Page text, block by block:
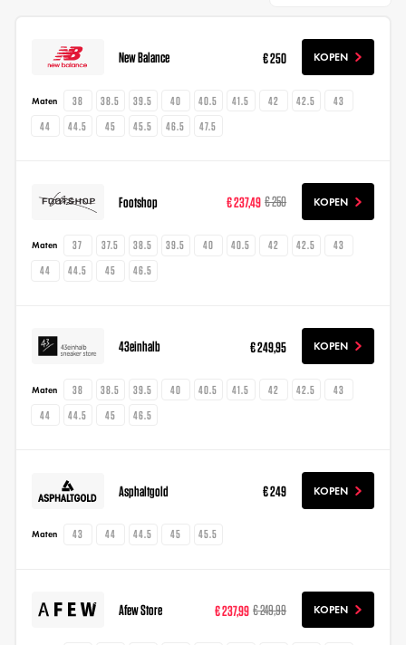
New Balance € 250 KOPEN
Maten 38 38.5 39.5 40 40.5 41.5 42 42.5
43
44
44.5 45 45.5 46.5 47.5
Footshop € 237,49 € 250 KOPEN
Maten 37 37.5 38.5 39.5 40 40.5 42 42.5
43
44
44.5 45 46.5
43einhalb € 249,95 KOPEN
Maten 38 38.5 39.5 40 40.5 41.5 42 42.5
43
44
44.5 45 46.5
Asphaltgold € 249 KOPEN
Maten 43 44 44.5 45 45.5
Afew Store € 237,99 € 249,99 KOPEN